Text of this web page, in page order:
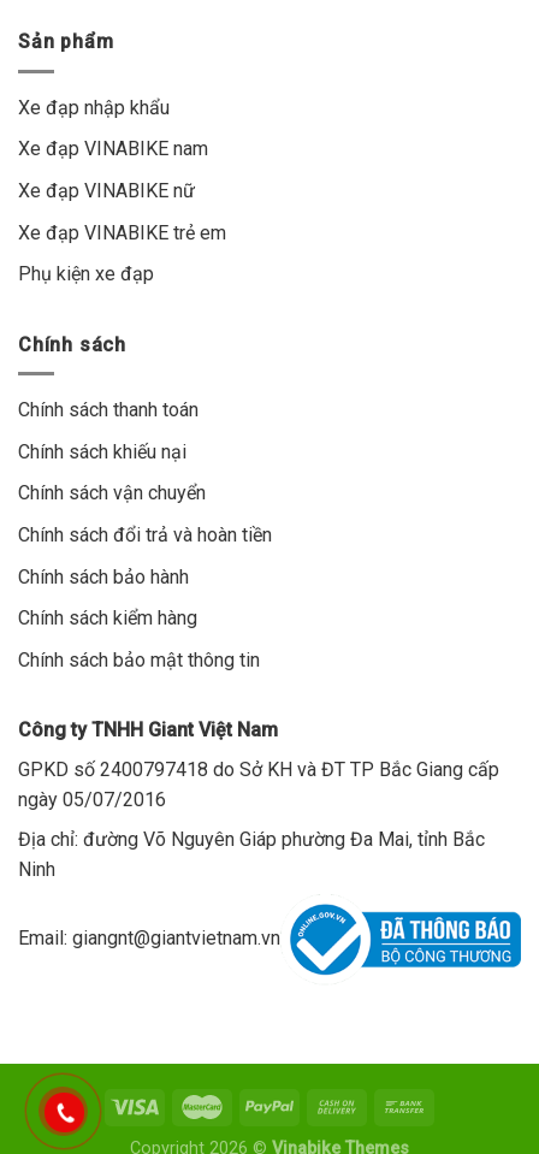
Sản phẩm
Xe đạp nhập khẩu
Xe đạp VINABIKE nam
Xe đạp VINABIKE nữ
Xe đạp VINABIKE trẻ em
Phụ kiện xe đạp
Chính sách
Chính sách thanh toán
Chính sách khiếu nại
Chính sách vận chuyển
Chính sách đổi trả và hoàn tiền
Chính sách bảo hành
Chính sách kiểm hàng
Chính sách bảo mật thông tin
Công ty TNHH Giant Việt Nam
GPKD số 2400797418 do Sở KH và ĐT TP Bắc Giang cấp
ngày 05/07/2016
Địa chỉ: đường Võ Nguyên Giáp phường Đa Mai, tỉnh Bắc
Ninh
Email: giangnt@giantvietnam.vn
Copyright 2026 © Vinabike Themes